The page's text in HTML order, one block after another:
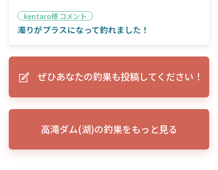
kentaro様 コメント
濁りがプラスになって釣れました！
ぜひあなたの釣果も投稿してください！
高滝ダム(湖)の釣果をもっと見る